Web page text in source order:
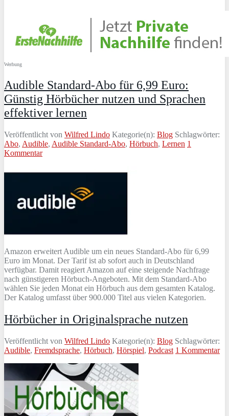
Werbung
Audible Standard-Abo für 6,99 Euro:
Günstig Hörbücher nutzen und Sprachen
effektiver lernen
Veröffentlicht von Wilfred Lindo Kategorie(n): Blog Schlagwörter:
Abo, Audible, Audible Standard-Abo, Hörbuch, Lernen 1
Kommentar
Amazon erweitert Audible um ein neues Standard-Abo für 6,99
Euro im Monat. Der Tarif ist ab sofort auch in Deutschland
verfügbar. Damit reagiert Amazon auf eine steigende Nachfrage
nach günstigeren Hörbuch-Angeboten. Mit dem Standard-Abo
wählen Sie jeden Monat ein Hörbuch aus dem gesamten Katalog.
Der Katalog umfasst über 900.000 Titel aus vielen Kategorien.
Hörbücher in Originalsprache nutzen
Veröffentlicht von Wilfred Lindo Kategorie(n): Blog Schlagwörter:
Audible, Fremdsprache, Hörbuch, Hörspiel, Podcast 1 Kommentar